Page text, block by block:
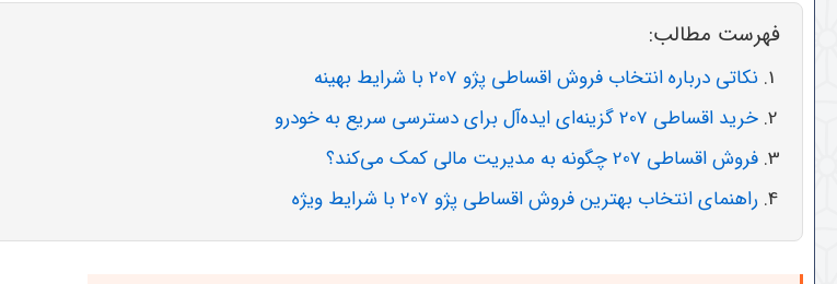
فهرست مطالب:
نکاتی درباره انتخاب فروش اقساطی پژو 207 با شرایط بهینه
خرید اقساطی 207 گزینه‌ای ایده‌آل برای دسترسی سریع به خودرو
فروش اقساطی 207 چگونه به مدیریت مالی کمک می‌کند؟
راهنمای انتخاب بهترین فروش اقساطی پژو 207 با شرایط ویژه